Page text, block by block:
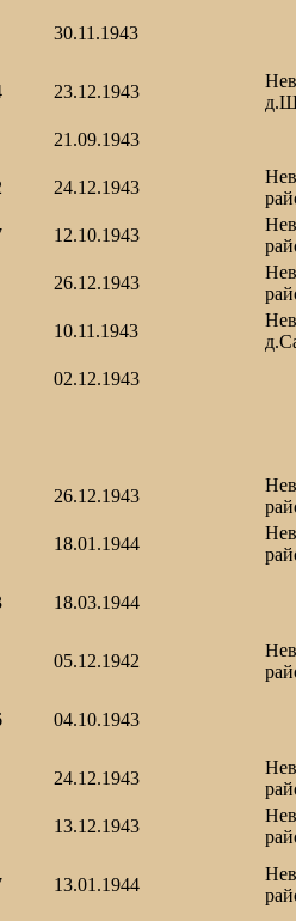
30.11.1943
23.12.1943
21.09.1943
24.12.1943
12.10.1943
26.12.1943
10.11.1943
02.12.1943
26.12.1943
18.01.1944
18.03.1944
05.12.1942
04.10.1943
24.12.1943
13.12.1943
13.01.1944